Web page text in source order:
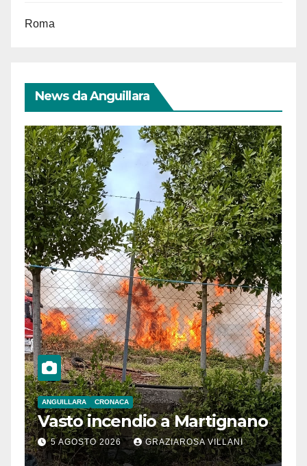
Roma
News da Anguillara
ANGUILLARA CRONACA
Vasto incendio a Martignano
5 AGOSTO 2026 GRAZIAROSA VILLANI